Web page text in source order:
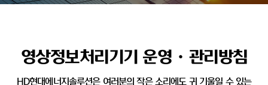
영상정보처리기기 운영ㆍ관리방침
HD현대에너지솔루션은 여러분의 작은 소리에도 귀 기울일 수 있는